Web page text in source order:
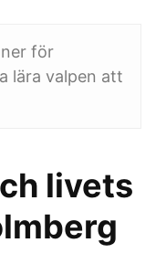
för
lära valpen att
livets